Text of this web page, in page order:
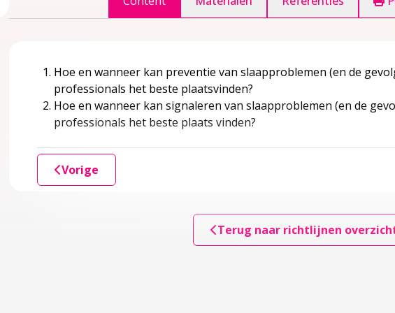
over 1 Inleiding
over 2 Kennismodule
Hoe en wanneer kan preventie van slaapproblemen (en de
professionals het beste plaatsvinden?
Hoe en wanneer kan signaleren van slaapproblemen (en de
professionals het beste plaats vinden?
Vorige
Terug naar richtlijnen